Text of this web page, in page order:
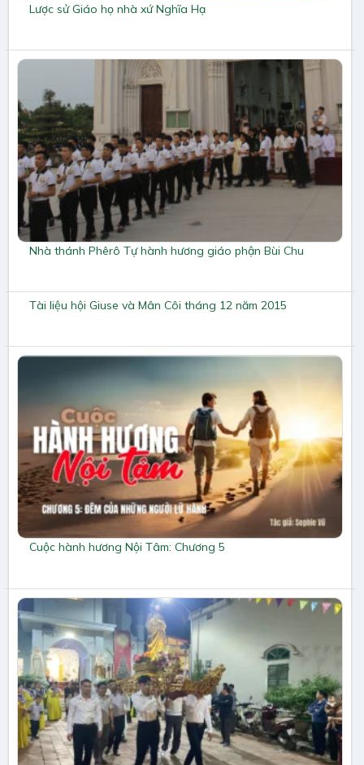
Lược sử Giáo họ nhà xứ Nghĩa Hạ
Nhà thánh Phêrô Tự hành hương giáo phận Bùi Chu
Tài liệu hội Giuse và Mân Côi tháng 12 năm 2015
Cuộc hành hương Nội Tâm: Chương 5